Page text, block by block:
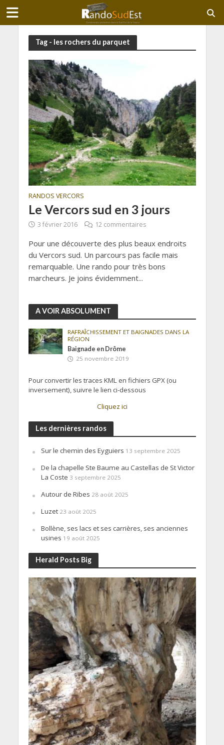
Tag - les rochers du parquet
RANDOS VERCORS
Le Vercors sud en 3 jours
3 février 2016 12 commentaires
Pour une découverte des plus beaux endroits
du Vercors sud. Un parcours pas facile mais
remarquable. Une rando pour très bons
marcheurs. Je joins évidemment...
A VOIR ABSOLUMENT
RAFRAÎCHISSEMENT ET BAIGNADES DANS LA
RÉGION
Baignade en Drôme
25 novembre 2019
Pour convertir les traces KML en fichiers GPX (ou
inversement), suivre le lien ci-dessous
Cliquez ici
Les dernières randos
Sur le chemin des Eyguiers 13 septembre 2025
De la chapelle Ste Baume au Castellas de St Victor
La Coste 3 septembre 2025
Autour de Ribes 28 août 2025
Luzet 23 août 2025
Bollène, ses lacs et ses carrières, ses anciennes
usines 19 août 2025
Herald Posts Big